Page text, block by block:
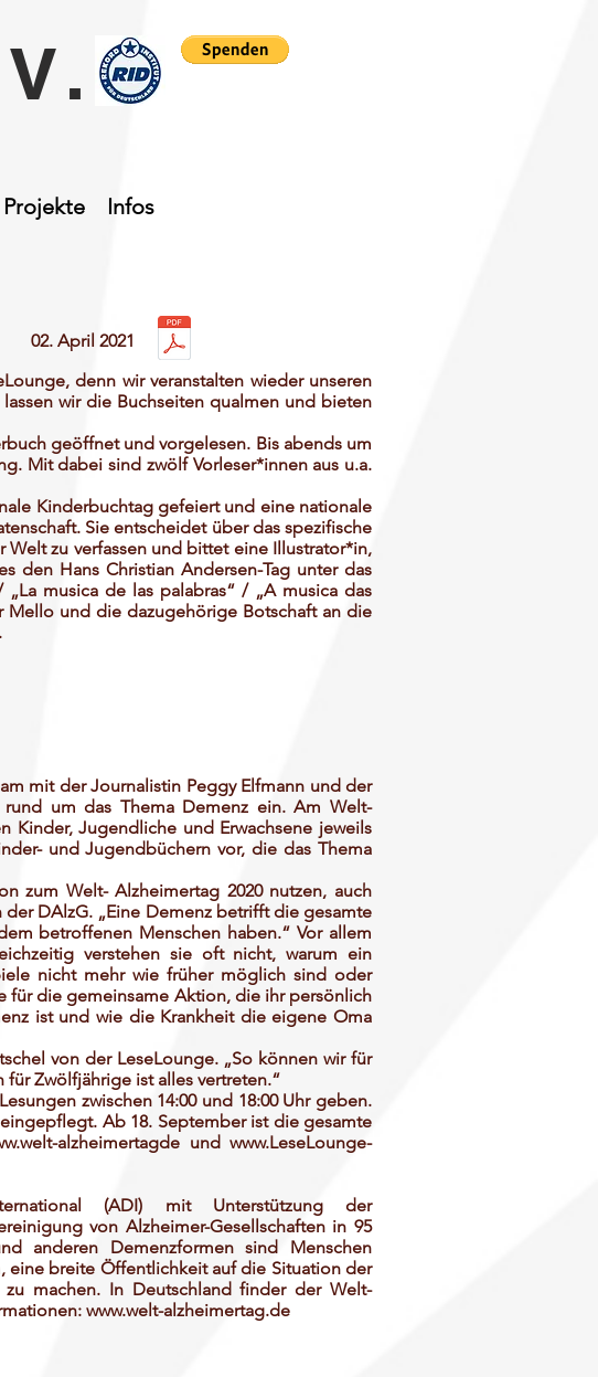
Projekte Infos
02. April 2021
denn wir veranstalten wieder unseren
wir die Buchseiten qualmen und bieten
geöffnet und vorgelesen. Bis abends um
Mit dabei sind zwölf Vorleser*innen aus u.a.
Kinderbuchtag gefeiert und eine nationale
Sie entscheidet über das spezifische
zu verfassen und bittet eine Illustrator*in,
den Hans Christian Andersen-Tag unter das
musica de las palabras“ / „A musica das
Mello und die dazugehörige Botschaft an die
mit der Journalistin Peggy Elfmann und der
um das Thema Demenz ein. Am Welt-
Kinder, Jugendliche und Erwachsene jeweils
und Jugendbüchern vor, die das Thema
zum Welt- Alzheimertag 2020 nutzen, auch
DAlzG. „Eine Demenz betrifft die gesamte
betroffenen Menschen haben.“ Vor allem
verstehen sie oft nicht, warum ein
nicht mehr wie früher möglich sind oder
für die gemeinsame Aktion, die ihr persönlich
ist und wie die Krankheit die eigene Oma
von der LeseLounge. „So können wir für
Zwölfjährige ist alles vertreten.“
zwischen 14:00 und 18:00 Uhr geben.
Ab 18. September ist die gesamte
alzheimertagde undwww.LeseLounge-
(ADI) mit Unterstützung der
von Alzheimer-Gesellschaften in 95
anderen Demenzformen sind Menschen
eine breite Öffentlichkeit auf die Situation der
machen. In Deutschland finder der Welt-
www.welt-alzheimertag.de